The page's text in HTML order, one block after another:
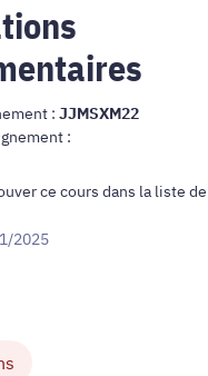
: JJMSXM22
:
ce cours dans la liste
2025